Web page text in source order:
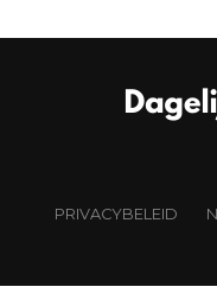
PRIVACYBELEID